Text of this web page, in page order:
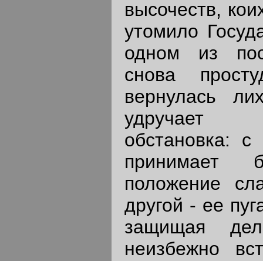
высочеств,
утомило
одном из
снова
вернулась
удручает
обстановка:
принимает
положение
другой - ее
защищая
неизбежно